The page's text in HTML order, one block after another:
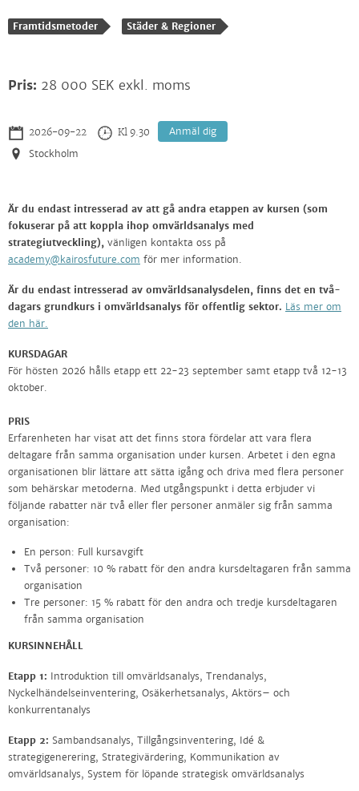
Framtidsmetoder Städer & Regioner
Pris: 28 000 SEK exkl. moms
2026-09-22 Kl 9.30
Stockholm
Anmäl dig
Är du endast intresserad av att gå andra etappen av kursen (som
fokuserar på att koppla ihop omvärldsanalys med
strategiutveckling), vänligen kontakta oss på
academy@kairosfuture.com för mer information.
Är du endast intresserad av omvärldsanalysdelen, finns det en två-
dagars grundkurs i omvärldsanalys för offentlig sektor. Läs mer om
den här.
KURSDAGAR
För hösten 2026 hålls etapp ett 22-23 september samt etapp två 12-13
oktober.
PRIS
Erfarenheten har visat att det finns stora fördelar att vara flera
deltagare från samma organisation under kursen. Arbetet i den egna
organisationen blir lättare att sätta igång och driva med flera personer
som behärskar metoderna. Med utgångspunkt i detta erbjuder vi
följande rabatter när två eller fler personer anmäler sig från samma
organisation:
En person: Full kursavgift
Två personer: 10 % rabatt för den andra kursdeltagaren från samma
organisation
Tre personer: 15 % rabatt för den andra och tredje kursdeltagaren
från samma organisation
KURSINNEHÅLL
Etapp 1: Introduktion till omvärldsanalys, Trendanalys,
Nyckelhändelseinventering, Osäkerhetsanalys, Aktörs– och
konkurrentanalys
Etapp 2: Sambandsanalys, Tillgångsinventering, Idé &
strategigenerering, Strategivärdering, Kommunikation av
omvärldsanalys, System för löpande strategisk omvärldsanalys